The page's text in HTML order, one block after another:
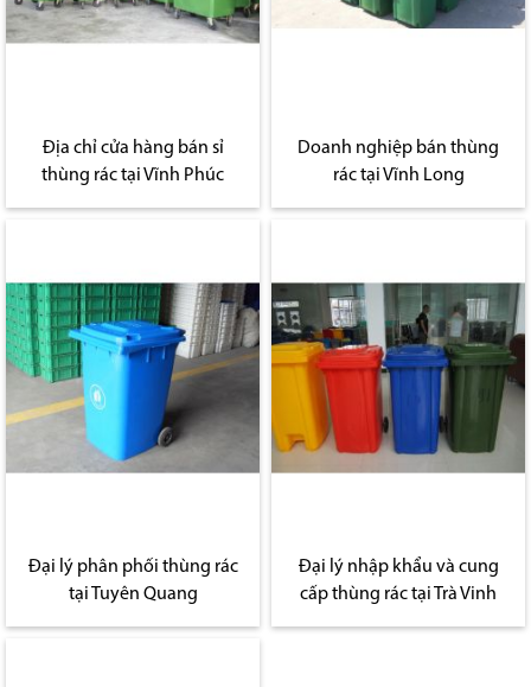
Địa chỉ cửa hàng bán sỉ
thùng rác tại Vĩnh Phúc
Doanh nghiệp bán thùng
rác tại Vĩnh Long
Đại lý phân phối thùng rác
tại Tuyên Quang
Đại lý nhập khẩu và cung
cấp thùng rác tại Trà Vinh